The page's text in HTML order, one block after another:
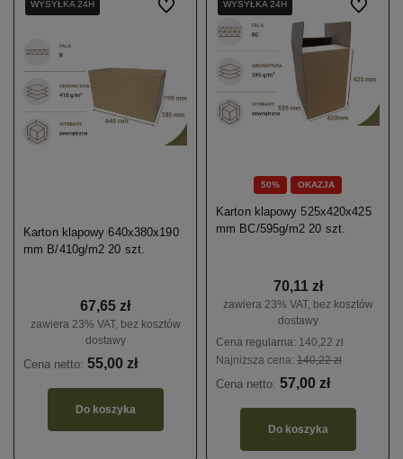
WYSYŁKA 24H
WYSYŁKA 24H
WYSYŁKA 24H
Karton klapowy 640x380x190
mm B/410g/m2 20 szt.
67,65 zł
zawiera 23% VAT, bez kosztów
dostawy
Cena netto: 55,00 zł
Do koszyka
Do ulubionych
50% OKAZJA
WYSYŁKA 24H
WYSYŁKA 24H
WYSYŁKA 24H
Karton klapowy 525x420x425
mm BC/595g/m2 20 szt.
70,11 zł
zawiera 23% VAT, bez kosztów
dostawy
Cena regularna: 140,22 zł
Najniższa cena: 140,22 zł
Cena netto: 57,00 zł
Do koszyka
Do